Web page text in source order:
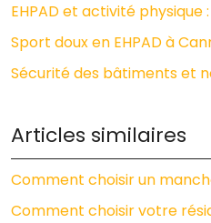
EHPAD et activité
Sport doux en EHPAD à
Sécurité des bâtiments et
Articles similaires
Comment choisir un
Comment choisir votre